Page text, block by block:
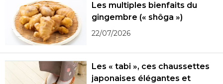
Les multiples bienfaits du
gingembre (« shôga »)
22/07/2026
Les « tabi », ces chaussettes
japonaises élégantes et